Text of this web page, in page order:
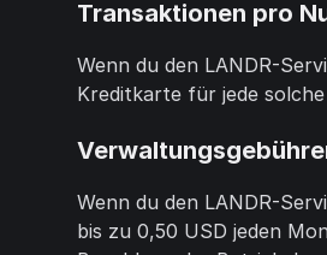
Transaktionen pro
Wenn du den LANDR-
Kreditkarte für jede
Wenn du den LANDR-
bis zu 0,50 USD jeden